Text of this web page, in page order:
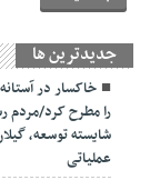
جديدترين ها
خاکسار در
را مطرح کرد/مردم
شایسته توسعه،
عملیاتی